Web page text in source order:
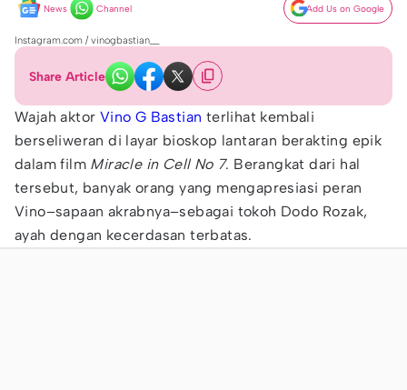
News Channel Add Us on Google
Instagram.com / vinogbastian__
Share Article
Wajah aktor Vino G Bastian terlihat kembali
berseliweran di layar bioskop lantaran berakting epik
dalam film Miracle in Cell No 7. Berangkat dari hal
tersebut, banyak orang yang mengapresiasi peran
Vino–sapaan akrabnya–sebagai tokoh Dodo Rozak,
ayah dengan kecerdasan terbatas.